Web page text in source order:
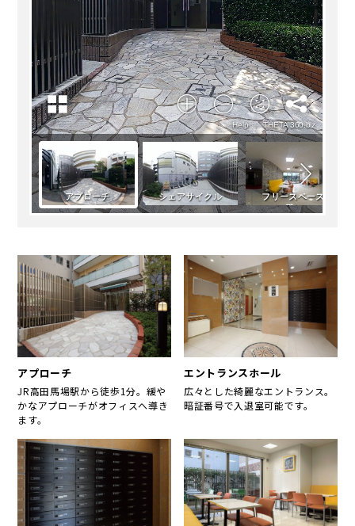
アプローチ
JR高田馬場駅から徒歩1分。緩や
かなアプローチがオフィスへ導き
ます。
エントランスホール
広々とした綺麗なエントランス。
暗証番号で入退室可能です。